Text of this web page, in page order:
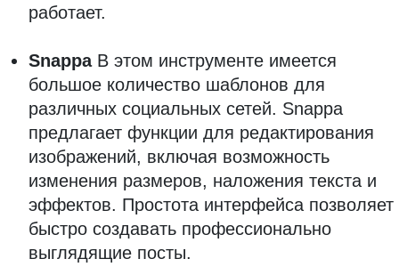
работает.
Snappa В этом инструменте имеется
большое количество шаблонов для
различных социальных сетей. Snappa
предлагает функции для редактирования
изображений, включая возможность
изменения размеров, наложения текста и
эффектов. Простота интерфейса позволяет
быстро создавать профессионально
выглядящие посты.